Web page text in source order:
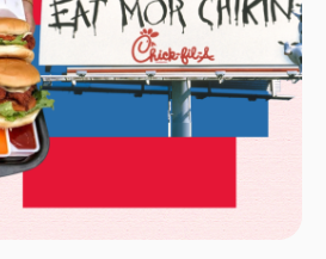
는 앱 전용 ‘무료 감자튀김 제공 금요일’
당초 한시 상품(4주)으로 출시했지만, 뜨거운
. 맥도날드는 지난 2018년 1달러, 2달러,
출시한 후 지난해 1달러 짜리 품목을 제거한
난 30일(현지시각) 2분기 실적발표에서
했지만, 가격 인하 기조에 공감대가 형성,
링거 맥도날드 미국 사장은 당시 "5달러
어섰다"며 "이 상품의 체험률은 저소득층
, 소비심리가 긍정적으로 바뀌기 시작했다"고
감자, 계란으로 구성된 아침 식사 세트 메뉴를